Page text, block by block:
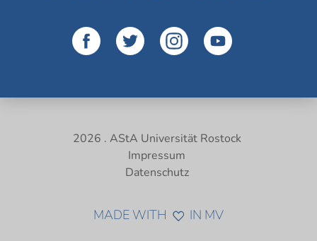
2026 . AStA Universität Rostock
Impressum
Datenschutz
MADE WITH IN MV